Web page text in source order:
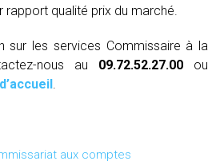
rapport qualité prix du marché.
sur les services Commissaire à la
nous au 09.72.52.27.00ou
aux comptes